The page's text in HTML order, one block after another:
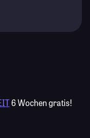
6 Wochen gratis!